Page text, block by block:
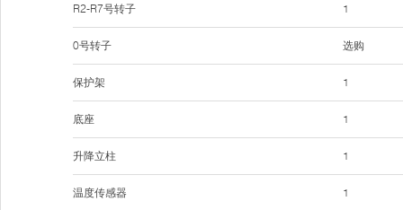
R2-R7号转子
0号转子
保护架
底座
升降立柱
温度传感器
1
选购
1
1
1
1